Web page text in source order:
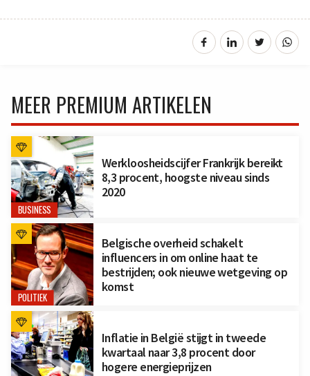
MEER PREMIUM ARTIKELEN
BUSINESS
Werkloosheidscijfer Frankrijk bereikt
8,3 procent, hoogste niveau sinds
2020
POLITIEK
Belgische overheid schakelt
influencers in om online haat te
bestrijden; ook nieuwe wetgeving op
komst
Inflatie in België stijgt in tweede
kwartaal naar 3,8 procent door
hogere energieprijzen